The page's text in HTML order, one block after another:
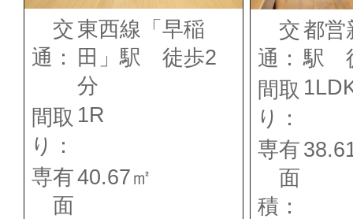
交
通：
東西線「早稲
田」駅 徒歩2
分
間取
り：
1R
専有
面
40.67㎡
交
通：
都営
駅
間取
り：
専有
面
積：